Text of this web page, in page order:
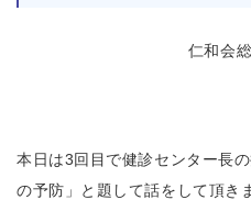
仁和会
本日は3回目で健診センター長
の予防」と題して話をして頂き